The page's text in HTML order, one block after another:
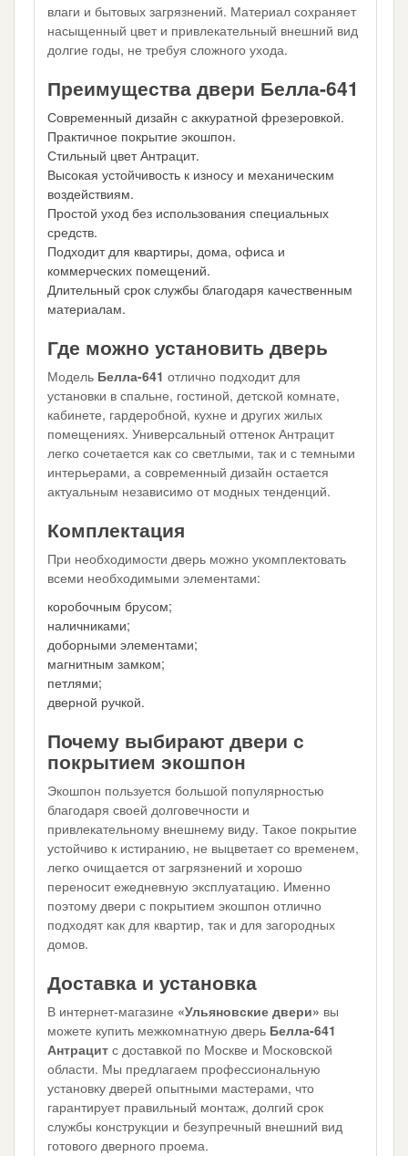
влаги и бытовых загрязнений. Материал сохраняет
насыщенный цвет и привлекательный внешний вид
долгие годы, не требуя сложного ухода.
Преимущества двери Белла-641
Современный дизайн с аккуратной фрезеровкой.
Практичное покрытие экошпон.
Стильный цвет Антрацит.
Высокая устойчивость к износу и механическим
воздействиям.
Простой уход без использования специальных
средств.
Подходит для квартиры, дома, офиса и
коммерческих помещений.
Длительный срок службы благодаря качественным
материалам.
Где можно установить дверь
Модель Белла-641 отлично подходит для
установки в спальне, гостиной, детской комнате,
кабинете, гардеробной, кухне и других жилых
помещениях. Универсальный оттенок Антрацит
легко сочетается как со светлыми, так и с темными
интерьерами, а современный дизайн остается
актуальным независимо от модных тенденций.
Комплектация
При необходимости дверь можно укомплектовать
всеми необходимыми элементами:
коробочным брусом;
наличниками;
доборными элементами;
магнитным замком;
петлями;
дверной ручкой.
Почему выбирают двери с
покрытием экошпон
Экошпон пользуется большой популярностью
благодаря своей долговечности и
привлекательному внешнему виду. Такое покрытие
устойчиво к истиранию, не выцветает со временем,
легко очищается от загрязнений и хорошо
переносит ежедневную эксплуатацию. Именно
поэтому двери с покрытием экошпон отлично
подходят как для квартир, так и для загородных
домов.
Доставка и установка
В интернет-магазине «Ульяновские двери» вы
можете купить межкомнатную дверь Белла-641
Антрацит с доставкой по Москве и Московской
области. Мы предлагаем профессиональную
установку дверей опытными мастерами, что
гарантирует правильный монтаж, долгий срок
службы конструкции и безупречный внешний вид
готового дверного проема.